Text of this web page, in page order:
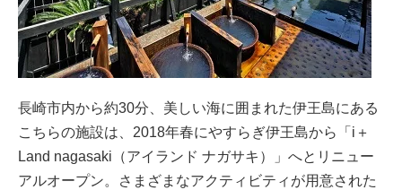
長崎市内から約30分、美しい海に囲まれた伊王島にある
こちらの施設は、2018年春にやすらぎ伊王島から「i＋
Land nagasaki（アイランド ナガサキ）」へとリニュー
アルオープン。さまざまなアクティビティが用意された